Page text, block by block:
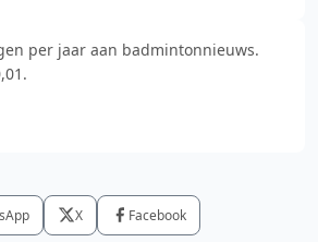
per jaar aan badmintonnieuws.
X Facebook